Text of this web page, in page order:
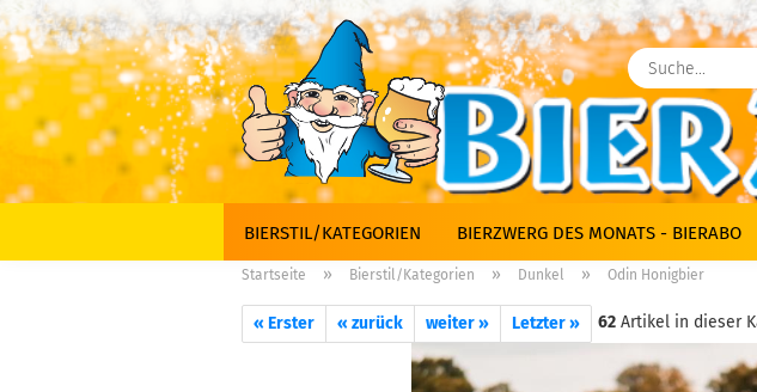
BIERSTIL/KATEGORIEN BIERZWERG DES MONATS - BIERABO
Startseite » Bierstil/Kategorien » Dunkel » Odin Honigbier
« Erster « zurück weiter » Letzter » 62 Artikel in dieser